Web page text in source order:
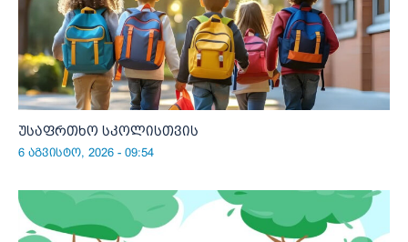
უსაფრთხო სკოლისთვის
6 აგვისტო, 2026 - 09:54